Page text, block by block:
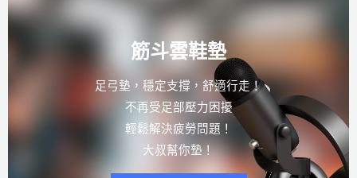
筋斗雲鞋墊
足弓墊，穩定支撐，舒適行走！
不再受足部壓力困擾
輕鬆解決疲勞問題！
大叔幫你墊！